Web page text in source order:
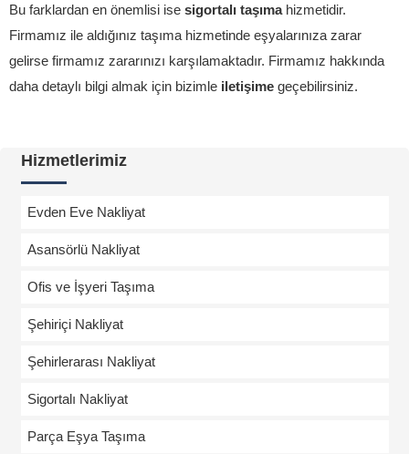
Bu farklardan en önemlisi ise sigortalı taşımahizmetidir.
Firmamız ile aldığınız taşıma hizmetinde eşyalarınıza zarar
gelirse firmamız zararınızı karşılamaktadır. Firmamız hakkında
daha detaylı bilgi almak için bizimle iletişime geçebilirsiniz.
Hizmetlerimiz
Evden Eve Nakliyat
Asansörlü Nakliyat
Ofis ve İşyeri Taşıma
Şehiriçi Nakliyat
Şehirlerarası Nakliyat
Sigortalı Nakliyat
Parça Eşya Taşıma